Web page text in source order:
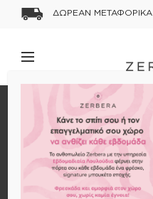
ΔΩΡΕΑΝ ΜΕΤΑΦΟΡΙΚΑ